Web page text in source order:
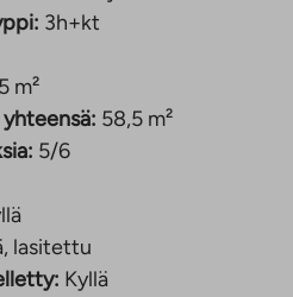
3h+kt
m²
58,5 m²
5/6
lasitettu
Kyllä